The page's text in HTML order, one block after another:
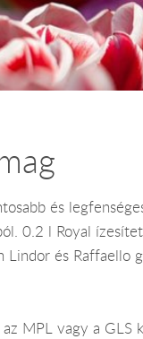
és
0.2 l Royal
Lindor és Raffaello
MPL vagy a GLS